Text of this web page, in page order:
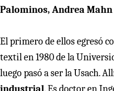
Palominos, Andrea
El primero de ellos egresó
textil en 1980 de la
luego pasó a ser la Usach.
industrial. Es doctor en